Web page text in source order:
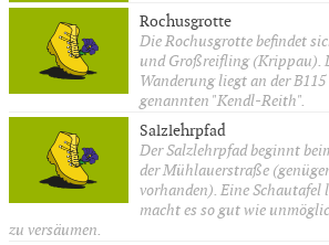
Rochusgrotte
Die Rochusgrotte befindet
und Großreifling (Krippau).
Wanderung liegt an der
genannten "Kendl-Reith".
Salzlehrpfad
Der Salzlehrpfad beginnt
der Mühlauerstraße
vorhanden). Eine Schautafel
macht es so gut wie
zu versäumen.